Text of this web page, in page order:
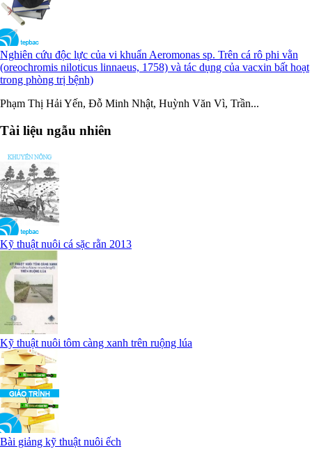
Nghiên cứu độc lực của vi khuẩn Aeromonas sp. Trên cá rô phi vằn
(oreochromis niloticus linnaeus, 1758) và tác dụng của vacxin bất hoạt
trong phòng trị bệnh)
Phạm Thị Hải Yến, Đỗ Minh Nhật, Huỳnh Văn Vì, Trần...
Tài liệu ngẫu nhiên
Kỹ thuật nuôi cá sặc rằn 2013
Kỹ thuật nuôi tôm càng xanh trên ruộng lúa
Bài giảng kỹ thuật nuôi ếch